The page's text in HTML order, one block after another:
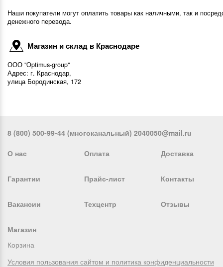
Наши покупатели могут оплатить товары как наличными, так и
денежного перевода.
Магазин и склад в Краснодаре
ООО "Optimus-group"
Адрес: г. Краснодар,
улица Бородинская, 172
8 (800) 500-99-44 (многоканальный) 2040050@mail.ru
О нас Оплата Доставка
Гарантии Прайс-лист Контакты
Вакансии Техцентр Отзывы
Магазин
Корзина
Условия пользования сайтом и политика конфиденциальности